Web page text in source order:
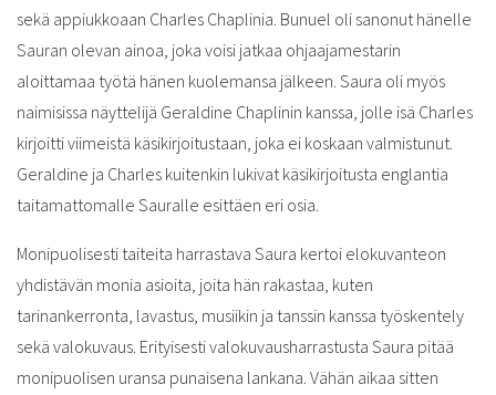
sekä appiukkoaan Charles Chaplinia. Bunuel oli sanonut hänelle
Sauran olevan ainoa, joka voisi jatkaa ohjaajamestarin
aloittamaa työtä hänen kuolemansa jälkeen. Saura oli myös
naimisissa näyttelijä Geraldine Chaplinin kanssa, jolle isä Charles
kirjoitti viimeistä käsikirjoitustaan, joka ei koskaan valmistunut.
Geraldine ja Charles kuitenkin lukivat käsikirjoitusta englantia
taitamattomalle Sauralle esittäen eri osia.
Monipuolisesti taiteita harrastava Saura kertoi elokuvanteon
yhdistävän monia asioita, joita hän rakastaa, kuten
tarinankerronta, lavastus, musiikin ja tanssin kanssa työskentely
sekä valokuvaus. Erityisesti valokuvausharrastusta Saura pitää
monipuolisen uransa punaisena lankana. Vähän aikaa sitten